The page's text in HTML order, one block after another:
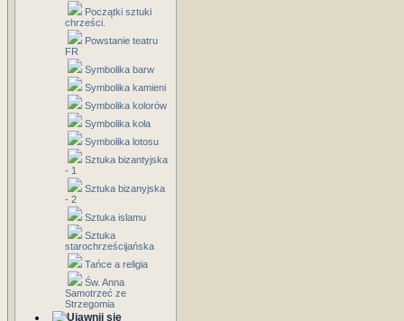
Początki sztuki
chrześci.
Powstanie teatru
FR
Symbolika barw
Symbolika kamieni
Symbolika kolorów
Symbolika koła
Symbolika lotosu
Sztuka bizantyjska
- 1
Sztuka bizanyjska
- 2
Sztuka islamu
Sztuka
starochrześcijańska
Tańce a religia
Św. Anna
Samotrzeć ze
Strzegomia